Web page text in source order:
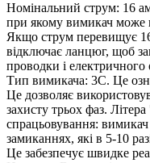
Номінальний струм: 16
при якому вимикач може
Якщо струм перевищує
відключає ланцюг, щоб
проводки і електричного
Тип вимикача: 3C. Це
Це дозволяє
захисту трьох фаз.
спрацьовування:
замиканнях, які в 5-10
Це забезпечує швидке